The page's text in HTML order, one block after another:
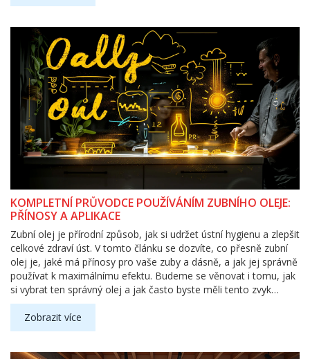
KOMPLETNÍ PRŮVODCE POUŽÍVÁNÍM ZUBNÍHO OLEJE:
PŘÍNOSY A APLIKACE
Zubní olej je přírodní způsob, jak si udržet ústní hygienu a zlepšit
celkové zdraví úst. V tomto článku se dozvíte, co přesně zubní
olej je, jaké má přínosy pro vaše zuby a dásně, a jak jej správně
používat k maximálnímu efektu. Budeme se věnovat i tomu, jak
si vybrat ten správný olej a jak často byste měli tento zvyk
zařadit do své denní rutiny.
Zobrazit více